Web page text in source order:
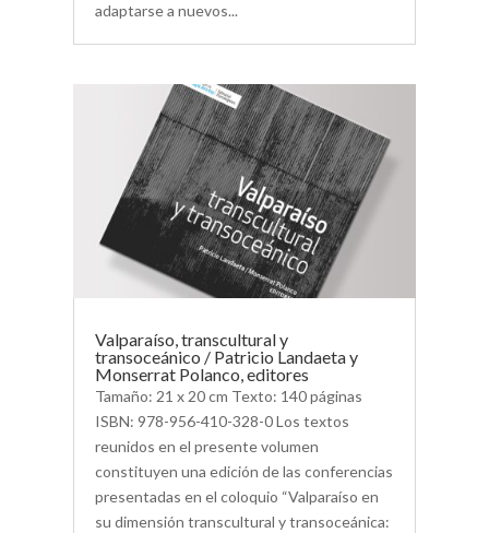
adaptarse a nuevos...
Valparaíso, transcultural y
transoceánico / Patricio Landaeta y
Monserrat Polanco, editores
Tamaño: 21 x 20 cm Texto: 140 páginas
ISBN: 978-956-410-328-0 Los textos
reunidos en el presente volumen
constituyen una edición de las conferencias
presentadas en el coloquio “Valparaíso en
su dimensión transcultural y transoceánica: